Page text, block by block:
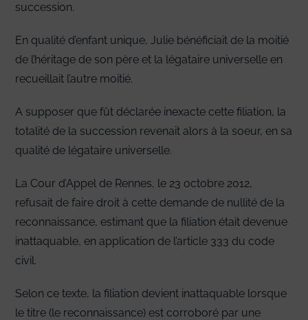
succession.
En qualité d’enfant unique, Julie bénéficiait de la moitié
de l’héritage de son père et la légataire universelle en
recueillait l’autre moitié.
A supposer que fût déclarée inexacte cette filiation, la
totalité de la succession revenait alors à la soeur, en sa
qualité de légataire universelle.
La Cour d’Appel de Rennes, le 23 octobre 2012,
refusait de faire droit à cette demande de nullité de la
reconnaissance, estimant que la filiation était devenue
inattaquable, en application de l’article 333 du code
civil.
Selon ce texte, la filiation devient inattaquable lorsque
le titre (le reconnaissance) est corroboré par une